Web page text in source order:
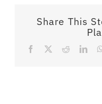
Share This
Facebook Reddit